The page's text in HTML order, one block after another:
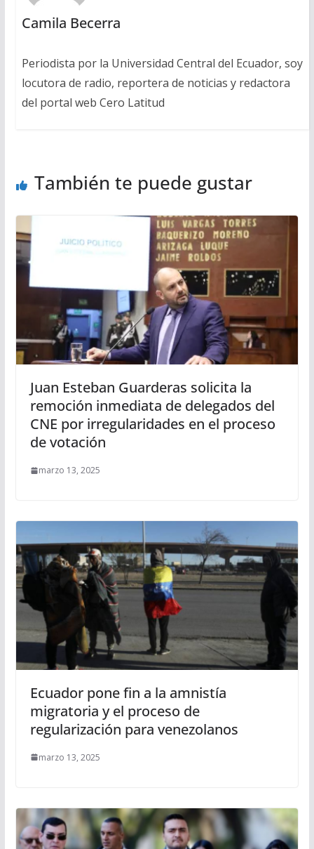
Camila Becerra
Periodista por la Universidad Central del Ecuador, soy
locutora de radio, reportera de noticias y redactora
del portal web Cero Latitud
También te puede gustar
Juan Esteban Guarderas solicita la
remoción inmediata de delegados del
CNE por irregularidades en el proceso
de votación
marzo 13, 2025
Ecuador pone fin a la amnistía
migratoria y el proceso de
regularización para venezolanos
marzo 13, 2025